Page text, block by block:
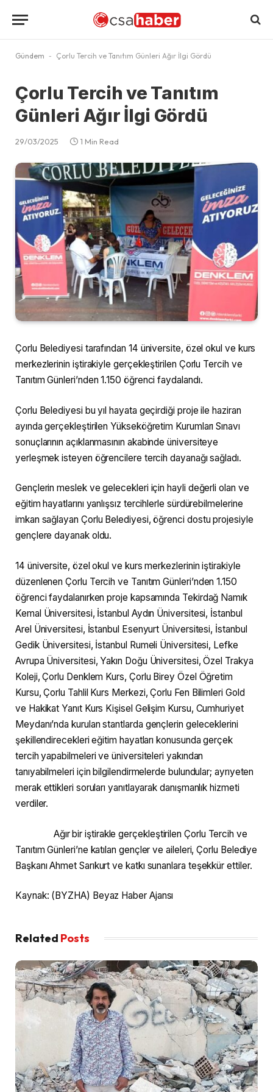
Gündem - Çorlu Tercih ve Tanıtım Günleri Ağır İlgi Gördü
Çorlu Tercih ve Tanıtım
Günleri Ağır İlgi Gördü
29/03/2025 1 Min Read
Çorlu Belediyesi tarafından 14 üniversite, özel okul ve kurs
merkezlerinin iştirakiyle gerçekleştirilen Çorlu Tercih ve
Tanıtım Günleri’nden 1.150 öğrenci faydalandı.
Çorlu Belediyesi bu yıl hayata geçirdiği proje ile haziran
ayında gerçekleştirilen Yükseköğretim Kurumları Sınavı
sonuçlarının açıklanmasının akabinde üniversiteye
yerleşmek isteyen öğrencilere tercih dayanağı sağladı.
Gençlerin meslek ve gelecekleri için hayli değerli olan ve
eğitim hayatlarını yanlışsız tercihlerle sürdürebilmelerine
imkan sağlayan Çorlu Belediyesi, öğrenci dostu projesiyle
gençlere dayanak oldu.
14 üniversite, özel okul ve kurs merkezlerinin iştirakiyle
düzenlenen Çorlu Tercih ve Tanıtım Günleri’nden 1.150
öğrenci faydalanırken proje kapsamında Tekirdağ Namık
Kemal Üniversitesi, İstanbul Aydın Üniversitesi, İstanbul
Arel Üniversitesi, İstanbul Esenyurt Üniversitesi, İstanbul
Gedik Üniversitesi, İstanbul Rumeli Üniversitesi, Lefke
Avrupa Üniversitesi, Yakın Doğu Üniversitesi, Özel Trakya
Koleji, Çorlu Denklem Kurs, Çorlu Birey Özel Öğretim
Kursu, Çorlu Tahlil Kurs Merkezi, Çorlu Fen Bilimleri Gold
ve Hakikat Yanıt Kurs Kişisel Gelişim Kursu, Cumhuriyet
Meydanı’nda kurulan stantlarda gençlerin geleceklerini
şekillendirecekleri eğitim hayatları konusunda gerçek
tercih yapabilmeleri ve üniversiteleri yakından
tanıyabilmeleri için bilgilendirmelerde bulundular; ayrıyeten
merak ettikleri soruları yanıtlayarak danışmanlık hizmeti
verdiler.
Ağır bir iştirakle gerçekleştirilen Çorlu Tercih ve
Tanıtım Günleri’ne katılan gençler ve aileleri, Çorlu Belediye
Başkanı Ahmet Sarıkurt ve katkı sunanlara teşekkür ettiler.
Kaynak: (BYZHA) Beyaz Haber Ajansı
Related Posts